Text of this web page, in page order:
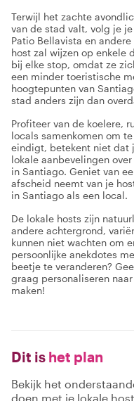
Terwijl het zachte
van de stad valt, volg je
Patio Bellavista en
host zal wijzen op enkele
bij elke stop, omdat ze
een minder toeristische
hoogtepunten van
stad anders zijn dan
Profiteer van de koelere,
locals samenkomen om
eindigt, betekent niet dat
lokale aanbevelingen
in Santiago. Geniet van
afscheid neemt van je
in Santiago als een local.
De lokale hosts zijn
andere achtergrond,
kunnen niet wachten om
persoonlijke anekdotes
beetje te veranderen?
graag personaliseren
maken!
Dit is het plan
Bekijk het
doen met je lokale